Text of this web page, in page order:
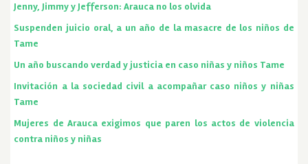
Jenny, Jimmy y Jefferson: Arauca no los olvida
Suspenden juicio oral, a un año de la masacre de los niños de
Tame
Un año buscando verdad y justicia en caso niñas y niños Tame
Invitación a la sociedad civil a acompañar caso niños y niñas
Tame
Mujeres de Arauca exigimos que paren los actos de violencia
contra niños y niñas